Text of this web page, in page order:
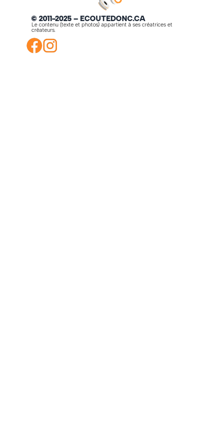
© 2011-2025 – ECOUTEDONC.CA
Le contenu (texte et photos) appartient à ses créatrices et
créateurs.